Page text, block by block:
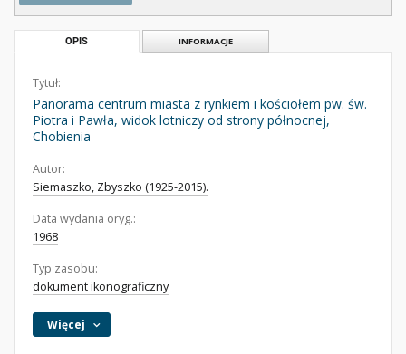
OPIS INFORMACJE
Tytuł:
Panorama centrum miasta z rynkiem i kościołem pw. św.
Piotra i Pawła, widok lotniczy od strony północnej,
Chobienia
Autor:
Siemaszko, Zbyszko (1925-2015).
Data wydania oryg.:
1968
Typ zasobu:
dokument ikonograficzny
Więcej